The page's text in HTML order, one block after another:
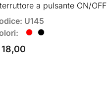
a pulsante ON/OFF
U145